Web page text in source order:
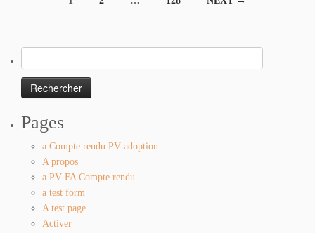
Pages
a Compte rendu PV-adoption
A propos
a PV-FA Compte rendu
a test form
A test page
Activer